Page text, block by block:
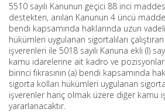
5510 sayılı Kanunun geçici 88 inci
destekten, anılan Kanunun 4 üncü
bendi kapsamında haklarında uzun
hükümleri uygulanan sigortalıları
işverenleri ile 5018 sayılı Kanuna ekli (I)
kamu idarelerine ait kadro ve
birinci fıkrasının (a) bendi kapsamında
sigorta kolları hükümleri uygulanan
işverenler hariç olmak üzere diğer kamu
yararlanacaktır.